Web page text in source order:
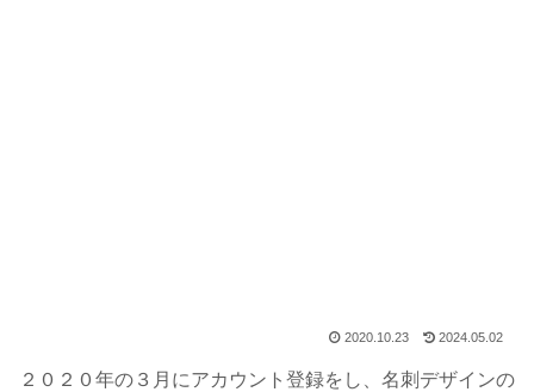
2020.10.23 2024.05.02
２０２０年の３月にアカウント登録をし、名刺デザインの